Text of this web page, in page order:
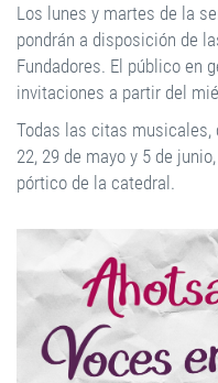
Los lunes y martes de la
pondrán a disposición de
Fundadores. El público en
invitaciones a partir del
Todas las citas musicales,
22, 29 de mayo y 5 de
pórtico de la catedral.